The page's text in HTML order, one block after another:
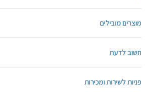
מוצרים מובילים
חשוב לדעת
פניות לשירות ומכירות